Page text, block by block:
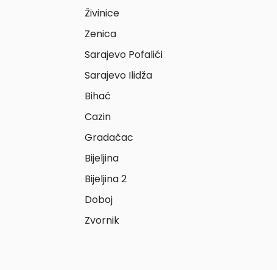
Živinice
Zenica
Sarajevo Pofalići
Sarajevo Ilidža
Bihać
Cazin
Gradačac
Bijeljina
Bijeljina 2
Doboj
Zvornik